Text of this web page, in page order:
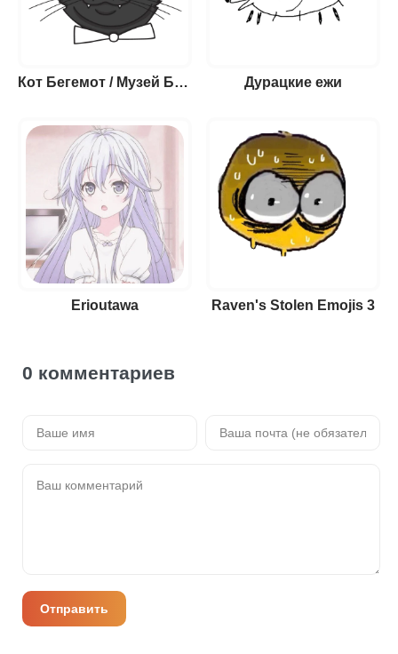
Кот Бегемот / Музей Булгакова Дурацкие ежи
Erioutawa Raven's Stolen Emojis 3
0 комментариев
Отправить